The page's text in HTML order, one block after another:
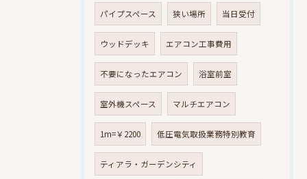
パイプスペース 狭い場所 当日受付
ウッドデッキ エアコン工事費用
不要になったエアコン 浴室前室
室外機スペース マルチエアコン
1m=￥2200 低圧電気取扱業務特別教育
ティアラ・ガーデンシティ